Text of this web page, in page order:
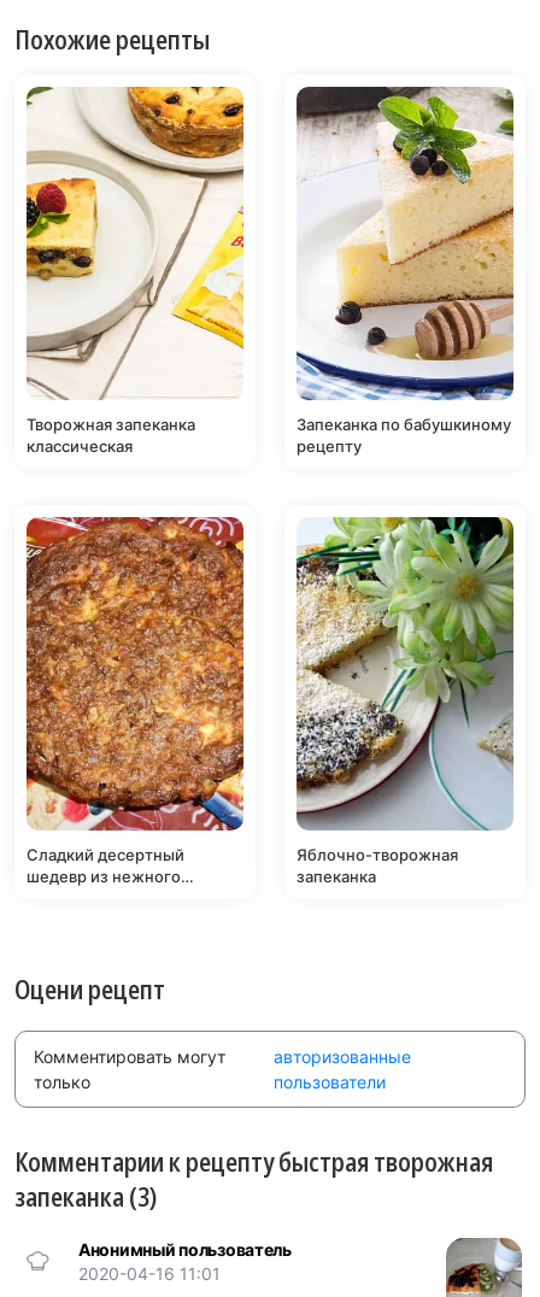
Похожие рецепты
Творожная запеканка
классическая
Запеканка по бабушкиному
рецепту
Сладкий десертный
шедевр из нежного
Яблочно-творожная
запеканка
Оцени рецепт
Комментировать могут
только
авторизованные
пользователи
Комментарии к рецепту быстрая творожная
запеканка (3)
Анонимный пользователь
2020-04-16 11:01